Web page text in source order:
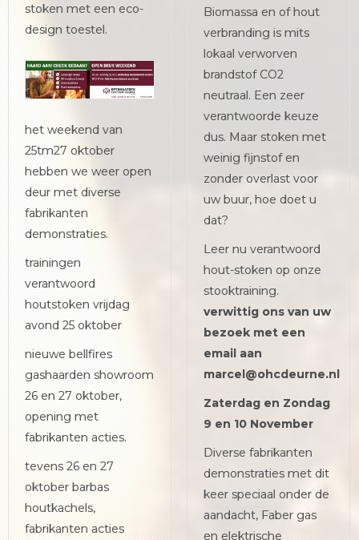
stoken met een eco-
design toestel.
het weekend van
25tm27 oktober
hebben we weer open
deur met diverse
fabrikanten
demonstraties.
trainingen
verantwoord
houtstoken vrijdag
avond 25 oktober
nieuwe bellfires
gashaarden showroom
26 en 27 oktober,
opening met
fabrikanten acties.
tevens 26 en 27
oktober barbas
houtkachels,
fabrikanten acties
Biomassa en of hout
verbranding is mits
lokaal verworven
brandstof CO2
neutraal. Een zeer
verantwoorde keuze
dus. Maar stoken met
weinig fijnstof en
zonder overlast voor
uw buur, hoe doet u
dat?
Leer nu verantwoord
hout-stoken op onze
stooktraining.
verwittig ons van uw
bezoek met een
email aan
marcel@ohcdeurne.nl
Zaterdag en Zondag
9 en 10 November
Diverse fabrikanten
demonstraties met dit
keer speciaal onder de
aandacht, Faber gas
en elektrische